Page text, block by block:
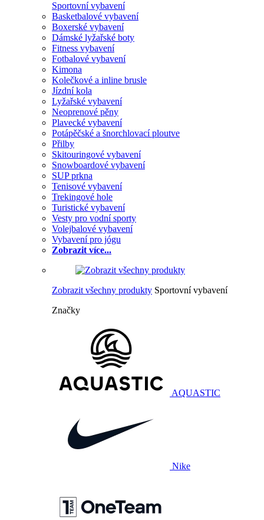
Sportovní vybavení
Basketbalové vybavení
Boxerské vybavení
Dámské lyžařské boty
Fitness vybavení
Fotbalové vybavení
Kimona
Kolečkové a inline brusle
Jízdní kola
Lyžařské vybavení
Neoprenové pěny
Plavecké vybavení
Potápěčské a šnorchlovací ploutve
Přilby
Skitouringové vybavení
Snowboardové vybavení
SUP prkna
Tenisové vybavení
Trekingové hole
Turistické vybavení
Vesty pro vodní sporty
Volejbalové vybavení
Vybavení pro jógu
Zobrazit více...
Zobrazit všechny produkty Sportovní vybavení
Značky
AQUASTIC
Nike